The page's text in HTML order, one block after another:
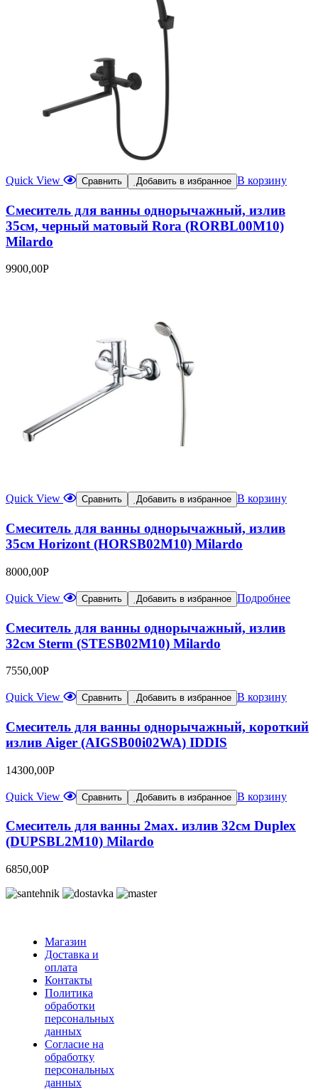
Quick View Сравнить Добавить в избранное В корзину
Смеситель для ванны однорычажный, излив
35см, черный матовый Rora (RORBL00M10)
Milardo
9900,00Р
Quick View Сравнить Добавить в избранное В корзину
Смеситель для ванны однорычажный, излив
35см Horizont (HORSB02M10) Milardo
8000,00Р
Quick View Сравнить Добавить в избранное Подробнее
Смеситель для ванны однорычажный, излив
32см Sterm (STESB02M10) Milardo
7550,00Р
Quick View Сравнить Добавить в избранное В корзину
Смеситель для ванны однорычажный, короткий
излив Aiger (AIGSB00i02WA) IDDIS
14300,00Р
Quick View Сравнить Добавить в избранное В корзину
Смеситель для ванны 2мах. излив 32см Duplex
(DUPSBL2M10) Milardo
6850,00Р
Магазин
Доставка и
оплата
Контакты
Политика
обработки
персональных
данных
Согласие на
обработку
персональных
данных